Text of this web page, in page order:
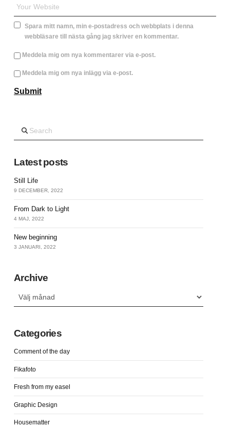
Spara mitt namn, min e-postadress och webbplats i denna
webbläsare till nästa gång jag skriver en kommentar.
Meddela mig om nya kommentarer via e-post.
Meddela mig om nya inlägg via e-post.
Latest posts
Still Life
9 DECEMBER, 2022
From Dark to Light
4 MAJ, 2022
New beginning
3 JANUARI, 2022
Archive
Categories
Comment of the day
Fikafoto
Fresh from my easel
Graphic Design
Housematter